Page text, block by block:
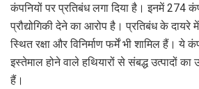
कंपनियों पर प्रतिबंध लगा दिया है। इनमें 274
प्रौद्योगिकी देने का आरोप है। प्रतिबंध के
स्थित रक्षा और विनिर्माण फर्में भी शामिल हैं।
इस्तेमाल होने वाले हथियारों से संबद्ध उत्पादों का
हैं।